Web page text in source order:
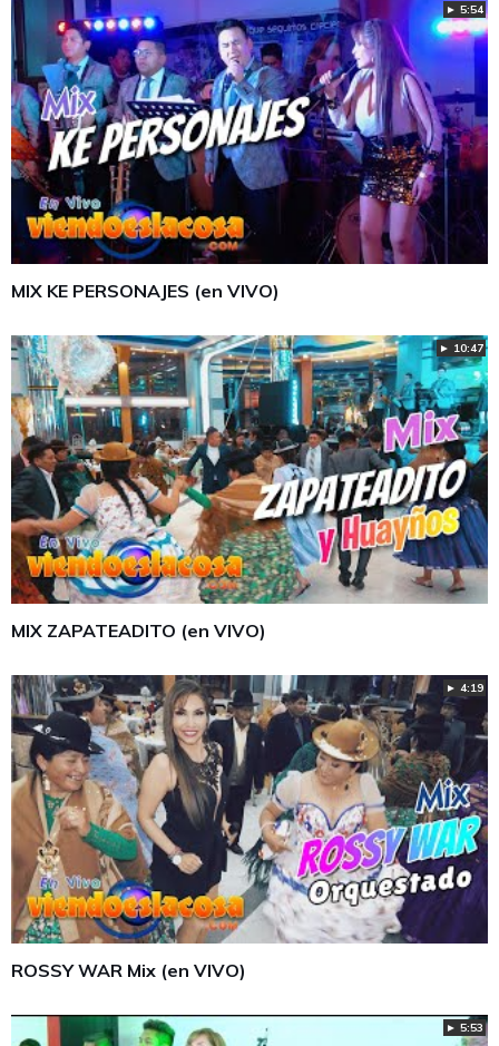
► 5:54
MIX KE PERSONAJES (en VIVO)
► 10:47
MIX ZAPATEADITO (en VIVO)
► 4:19
ROSSY WAR Mix (en VIVO)
► 5:53